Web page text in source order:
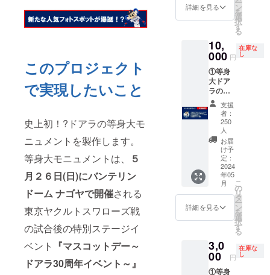
このプロジェクト
で実現したいこと
史上初！?ドアラの等身大モ
ニュメントを製作します。
等身大モニュメントは、
５
月２６日(日)にバンテリン
ドーム ナゴヤで開催される
東京ヤクルトスワローズ戦
の試合後の特別ステージイ
ベント 『マスコットデー～
ドアラ30周年イベント～』
券、
⑥30周
カー、
⑦支援
御礼
メッ
セージ
画像
年記念
トル、
④30周
年記念
ステッ
カー、
⑤支援
御礼
メッ
セージ
画像
詳細を見る ン
を
選
択
す
る
10,
000 円
在庫な
し
①等身
大ドア
ラのミ
ニチュ
ア・
キーホ
ダー、
②5月26
日vsヤ
クル
ト・三
塁側内
野B席(1
枚 ※席
③5月26
日試合
後ス
支援
者：
250
人
お届
け予
定：
2024
年05
月
詳細を見る
こ
の
リ
タ
ー
ン
を
選
択
す
る
3,0
00 円
在庫な
し
①等身